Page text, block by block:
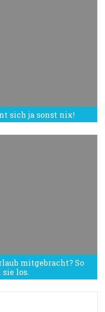
sich ja sonst nix!
mitgebracht? So
los.
Plage